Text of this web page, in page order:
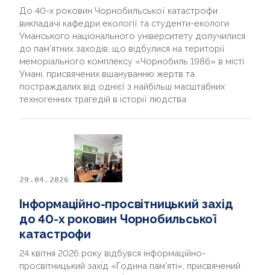
До 40-х роковин Чорнобильської катастрофи
викладачі кафедри екології та студенти-екологи
Уманського національного університету долучилися
до пам’ятних заходів, що відбулися на території
меморіального комплексу «Чорнобиль 1986» в місті
Умані, присвячених вшануванню жертв та
постраждалих від однієї з найбільш масштабних
техногенних трагедій в історії людства
29.04.2026
Інформаційно-просвітницький захід
до 40-х роковин Чорнобильської
катастрофи
24 квітня 2026 року відбувся інформаційно-
просвітницький захід «Година пам’яті», присвячений